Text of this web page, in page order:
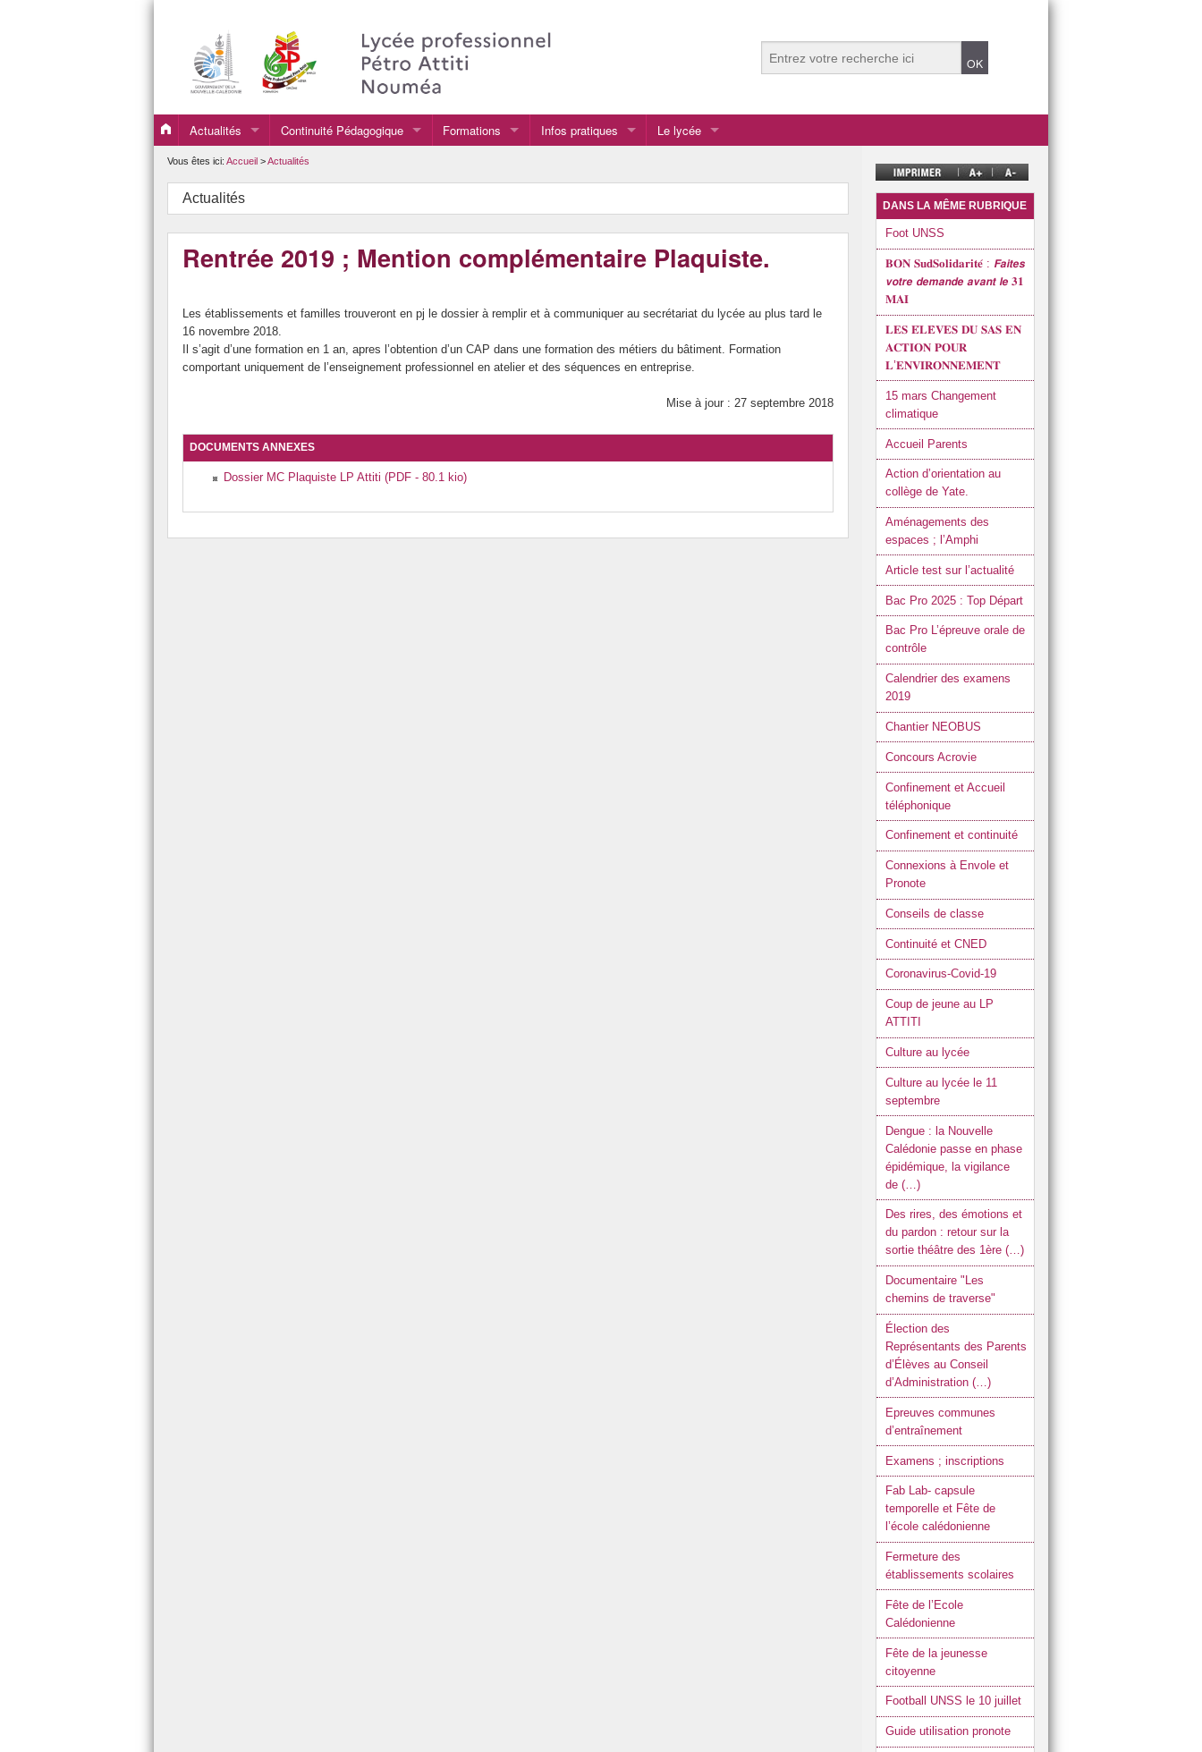
Actualités
Continuité Pédagogique
continuité pédagogique
Formations
Infos pratiques
Le lycée
UNSS
L’internat : N’est plus opérationnel depuis les évènements du 13 mai 2024
La restauration scolaire
Le personnel
Vous êtes ici: Accueil >Actualités
Actualités
Rentrée 2019 ; Mention complémentaire Plaquiste.
Les établissements et familles trouveront en pj le dossier à remplir et à communiquer au secrétariat du lycée au plus tard le
16 novembre 2018.
Il s’agit d’une formation en 1 an, apres l’obtention d’un CAP dans une formation des métiers du bâtiment. Formation
comportant uniquement de l’enseignement professionnel en atelier et des séquences en entreprise.
Mise à jour : 27 septembre 2018
DOCUMENTS ANNEXES
Dossier MC Plaquiste LP Attiti (PDF - 80.1 kio)
DANS LA MÊME RUBRIQUE
Foot UNSS
𝐁𝐎𝐍 𝐒𝐮𝐝𝐒𝐨𝐥𝐢𝐝𝐚𝐫𝐢𝐭𝐞́ : 𝙁𝙖𝙞𝙩𝙚𝙨
𝙫𝙤𝙩𝙧𝙚 𝙙𝙚𝙢𝙖𝙣𝙙𝙚 𝙖𝙫𝙖𝙣𝙩 𝙡𝙚 𝟑𝟏
𝐌𝐀𝐈
𝐋𝐄𝐒 𝐄́𝐋𝐄̀𝐕𝐄𝐒 𝐃𝐔 𝐒𝐀𝐒 𝐄𝐍
𝐀𝐂𝐓𝐈𝐎𝐍 𝐏𝐎𝐔𝐑
𝐋’𝐄𝐍𝐕𝐈𝐑𝐎𝐍𝐍𝐄𝐌𝐄𝐍𝐓
15 mars Changement
climatique
Accueil Parents
Action d’orientation au
collège de Yate.
Aménagements des
espaces ; l’Amphi
Article test sur l’actualité
Bac Pro 2025 : Top Départ
Bac Pro L’épreuve orale de
contrôle
Calendrier des examens
2019
Chantier NEOBUS
Concours Acrovie
Confinement et Accueil
téléphonique
Confinement et continuité
Connexions à Envole et
Pronote
Conseils de classe
Continuité et CNED
Coronavirus-Covid-19
Coup de jeune au LP
ATTITI
Culture au lycée
Culture au lycée le 11
septembre
Dengue : la Nouvelle
Calédonie passe en phase
épidémique, la vigilance
de (…)
Des rires, des émotions et
du pardon : retour sur la
sortie théâtre des 1ère (…)
Documentaire "Les
chemins de traverse"
Élection des
Représentants des Parents
d’Élèves au Conseil
d’Administration (…)
Epreuves communes
d’entraînement
Examens ; inscriptions
Fab Lab- capsule
temporelle et Fête de
l’école calédonienne
Fermeture des
établissements scolaires
Fête de l’Ecole
Calédonienne
Fête de la jeunesse
citoyenne
Football UNSS le 10 juillet
Guide utilisation pronote